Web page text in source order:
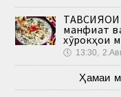
манфиат
хӯрокҳои
🕔 13:30,
Ҳамаи